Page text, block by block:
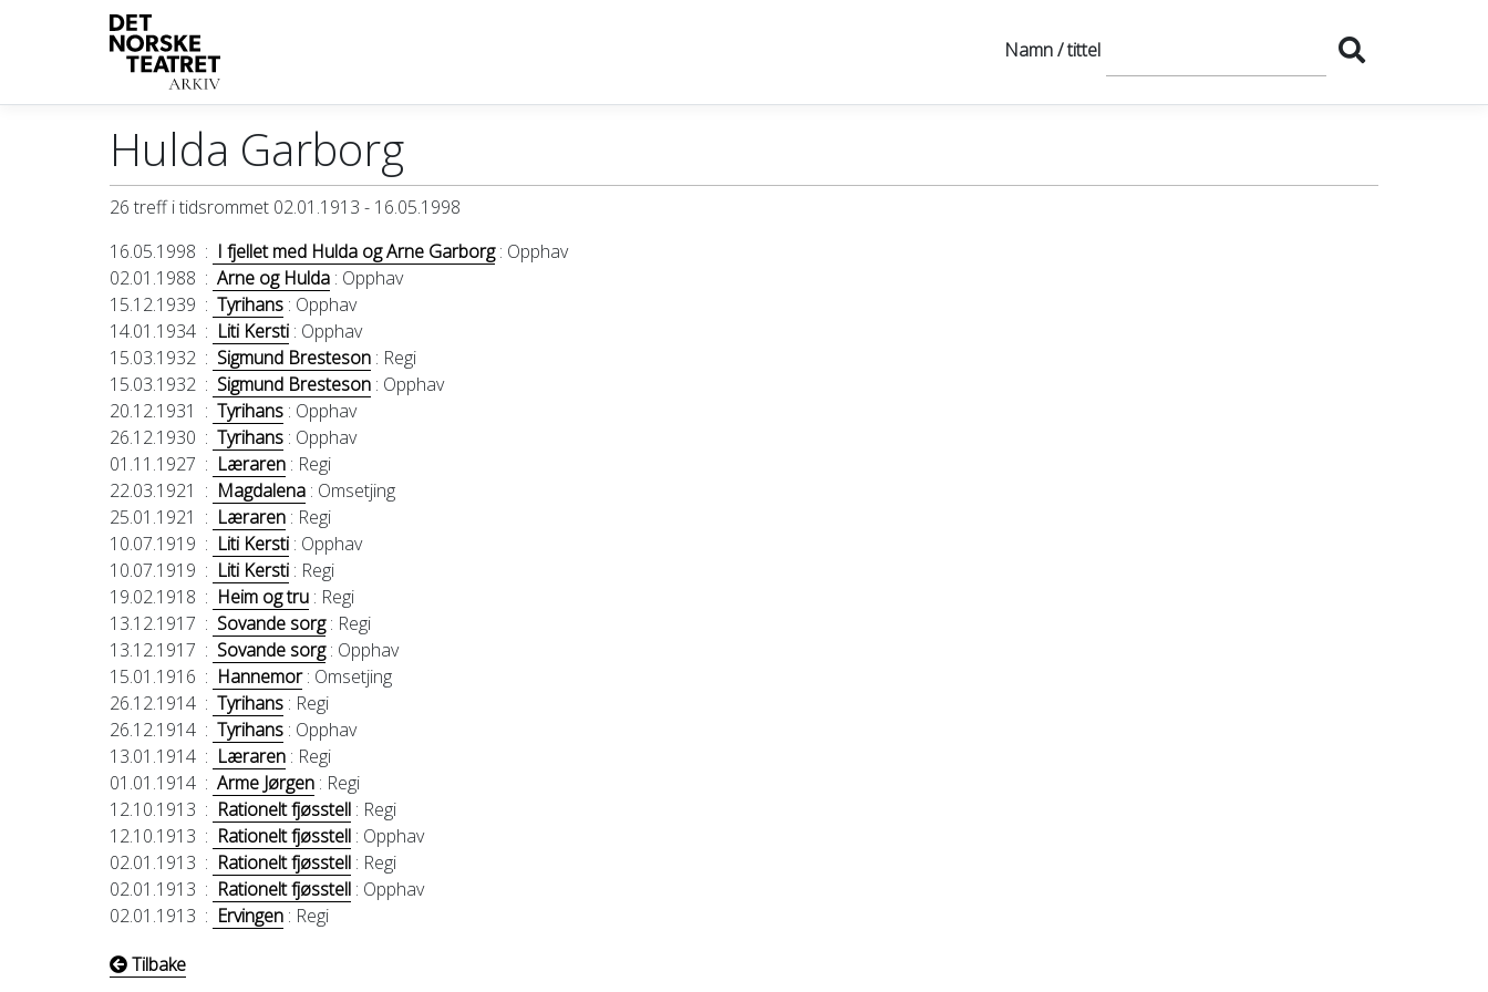
Namn / tittel
Hulda Garborg
26 treff i tidsrommet 02.01.1913 - 16.05.1998
16.05.1998 : I fjellet med Hulda og Arne Garborg: Opphav
02.01.1988 : Arne og Hulda : Opphav
15.12.1939 : Tyrihans : Opphav
14.01.1934 : Liti Kersti : Opphav
15.03.1932 : Sigmund Bresteson : Regi
15.03.1932 : Sigmund Bresteson : Opphav
20.12.1931 : Tyrihans : Opphav
26.12.1930 : Tyrihans : Opphav
01.11.1927 : Læraren : Regi
22.03.1921 : Magdalena : Omsetjing
25.01.1921 : Læraren : Regi
10.07.1919 : Liti Kersti : Opphav
10.07.1919 : Liti Kersti : Regi
19.02.1918 : Heim og tru : Regi
13.12.1917 : Sovande sorg: Regi
13.12.1917 : Sovande sorg: Opphav
15.01.1916 : Hannemor: Omsetjing
26.12.1914 : Tyrihans : Regi
26.12.1914 : Tyrihans : Opphav
13.01.1914 : Læraren : Regi
01.01.1914 : Arme Jørgen : Regi
12.10.1913 : Rationelt fjøsstell : Regi
12.10.1913 : Rationelt fjøsstell : Opphav
02.01.1913 : Rationelt fjøsstell : Regi
02.01.1913 : Rationelt fjøsstell : Opphav
02.01.1913 : Ervingen : Regi
Tilbake